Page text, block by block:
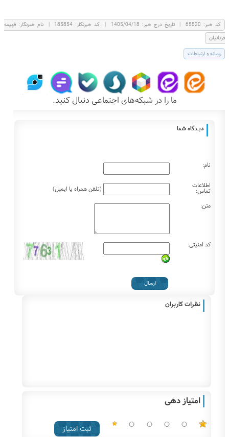
كد خبر: 65520
| تاریخ درج خبر: 1405/04/18
| کد خبرنگار: 185854
| نام خبرنگار: فهيمه
قربانيان
رسانه و ارتباطات
ما را در شبکه‌های اجتماعی دنبال کنید.
دیـــدگاه شما
نام:
اطلاعات
تماس:
(تلفن همراه یا ایمیل)
متن:
کد امنیتی:
نظرات کاربران
امتیاز دهی